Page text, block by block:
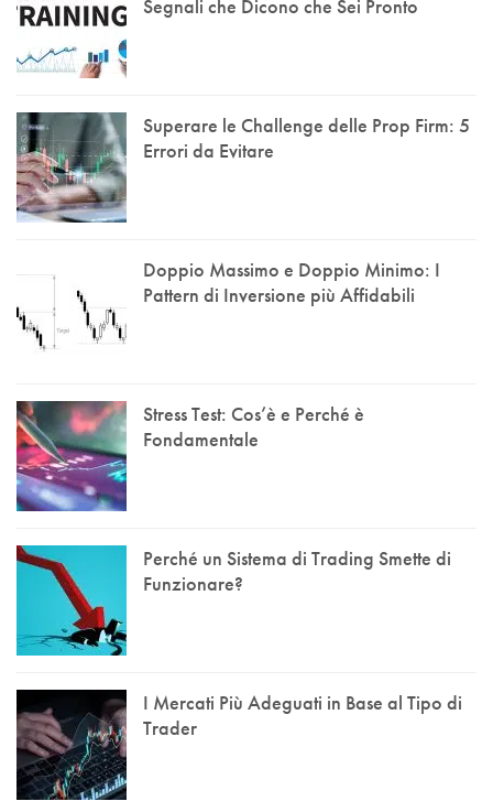
Segnali che Dicono che Sei Pronto
Superare le Challenge delle Prop Firm: 5
Errori da Evitare
Doppio Massimo e Doppio Minimo: I
Pattern di Inversione più Affidabili
Stress Test: Cos’è e Perché è
Fondamentale
Perché un Sistema di Trading Smette di
Funzionare?
I Mercati Più Adeguati in Base al Tipo di
Trader